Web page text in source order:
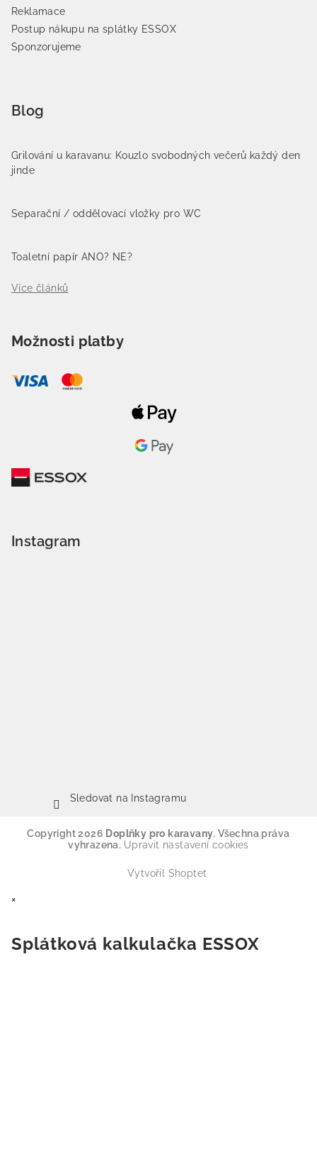
Reklamace
Postup nákupu na splátky ESSOX
Sponzorujeme
Blog
Grilování u karavanu: Kouzlo svobodných večerů každý den
jinde
Separační / oddělovací vložky pro WC
Toaletní papír ANO? NE?
Více článků
Možnosti platby
Instagram
Sledovat na Instagramu
Copyright 2026 Doplňky pro karavany. Všechna práva
vyhrazena. Upravit nastavení cookies
Vytvořil Shoptet
×
Splátková kalkulačka ESSOX